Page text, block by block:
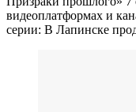
видеоплатформах и
серии: В Лапинске